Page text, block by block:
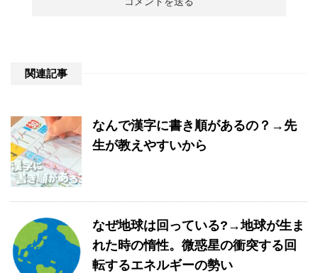
関連記事
なんで漢字に書き順があるの？→先
生が教えやすいから
なぜ地球は回っている?→地球が生ま
れた時の惰性。微惑星の衝突する回
転するエネルギーの勢い